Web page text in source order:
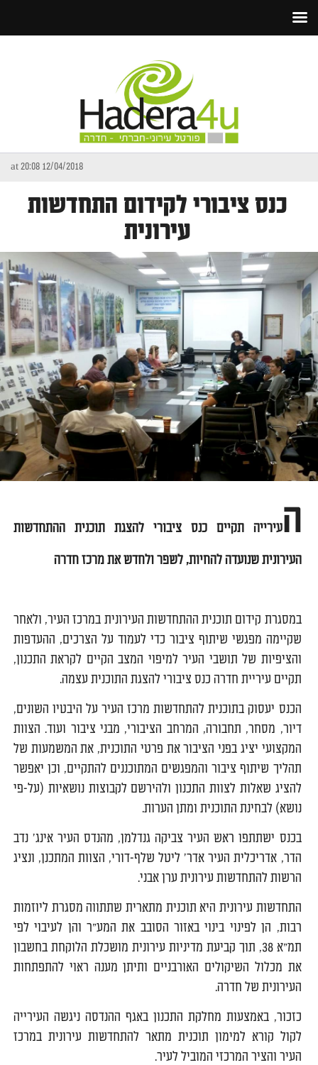
12/04/2018 at 20:08
כנס ציבורי לקידום התחדשות
עירונית
העירייה תקיים כנס ציבורי להצגת תוכנית ההתחדשות
העירונית שנועדהלהחיות, לשפר ולחדש את מרכז חדרה
במסגרת קידום תוכנית ההתחדשות העירונית במרכז העיר, ולאחר
שקיימה מפגשי שיתוף ציבור כדי לעמוד על הצרכים, ההעדפות
והציפיות של תושבי העיר למיפוי המצב הקיים לקראת התכנון,
תקיים עיריית חדרה כנס ציבורי להצגת התוכנית עצמה.
הכנס יעסוק בתוכנית להתחדשות מרכז העיר על היבטיו השונים,
דיור, מסחר, תחבורה, המרחב הציבורי, מבני ציבור ועוד. הצוות
המקצועי יציג בפני הציבור את פרטי התוכנית, את המשמעות של
תהליך שיתוף ציבור והמפגשים המתוכננים להתקיים, וכן יאפשר
להציג שאלות לצוות התכנון ולהירשם לקבוצות נושאיות (על-פי
נושא) לבחינת התוכנית ומתן הערות.
בכנס ישתתפו ראש העיר צביקה גנדלמן, מהנדס העיר אינג' נדב
הדר, אדריכלית העיר אדר' ליטל שלף-דורי, הצוות המתכנן, ונציג
הרשות להתחדשות עירונית ערן אבני.
התחדשות עירונית היא תוכנית מתארית שתתווה מסגרת ליוזמות
רבות, הן לפינוי בינוי באזור הסובב את המע"ר והן לעיבוי לפי
תמ"א 38, תוך קביעת מדיניות עירונית מושכלת הלוקחת בחשבון
את מכלול השיקולים האורבניים ותיתן מענה ראוי להתפתחות
העירונית של חדרה.
כזכור, באמצעות מחלקת התכנון באגף ההנדסה ניגשה העירייה
לקול קורא למימון תוכנית מתאר להתחדשות עירונית במרכז
העיר והציר המרכזי המוביל לעיר.